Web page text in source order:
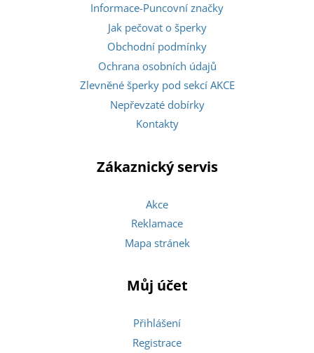
Informace-Puncovní značky
Jak pečovat o šperky
Obchodní podmínky
Ochrana osobních údajů
Zlevněné šperky pod sekcí AKCE
Nepřevzaté dobírky
Kontakty
Zákaznický servis
Akce
Reklamace
Mapa stránek
Můj účet
Přihlášení
Registrace